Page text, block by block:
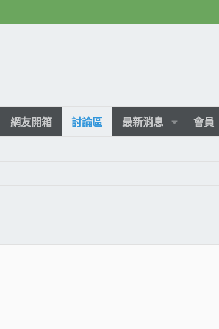
網友開箱 討論區 最新消息 會員